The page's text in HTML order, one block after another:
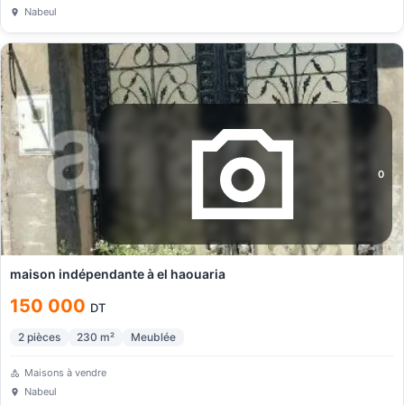
Nabeul
0
maison indépendante à el haouaria
150 000 DT
2 pièces 230 m² Meublée
Maisons à vendre
Nabeul